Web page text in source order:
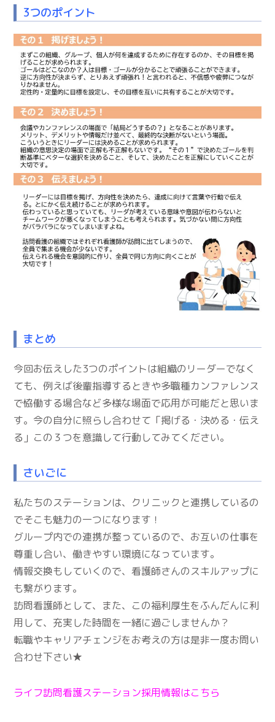
3つのポイント
まとめ
今回お伝えした3つのポイントは組織のリーダーでなく
ても、例えば後輩指導するときや多職種カンファレンス
で恊働する場合など多様な場面で応用が可能だと思いま
す。今の自分に照らし合わせて「掲げる・決める・伝え
る」この３つを意識して行動してみてください。
さいごに
私たちのステーションは、クリニックと連携しているの
でそこも魅力の一つになります！
グループ内での連携が整っているので、お互いの仕事を
尊重し合い、働きやすい環境になっています。
情報交換もしていくので、看護師さんのスキルアップに
も繋がります。
訪問看護師として、また、この福利厚生をふんだんに利
用して、充実した時間を一緒に過ごしませんか？
転職やキャリアチェンジをお考えの方は是非一度お問い
合わせ下さい★
ライフ訪問看護ステーション採用情報はこちら